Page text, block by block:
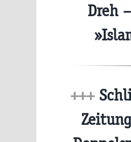
Dreh
+++